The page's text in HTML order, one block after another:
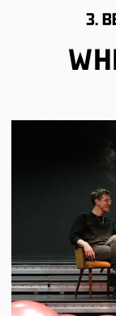
3.